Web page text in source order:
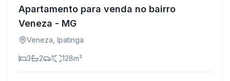
Apartamento para venda no bairro
Veneza - MG
Veneza Ipatinga
3 2 1 128m²